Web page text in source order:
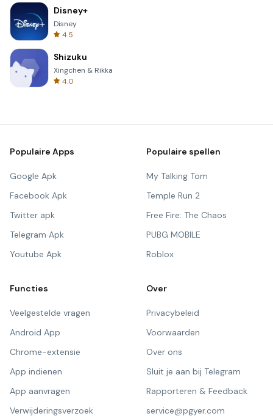
Disney+
Disney
4.5
Shizuku
Xingchen & Rikka
4.0
Populaire Apps
Google Apk
Facebook Apk
Twitter apk
Telegram Apk
Youtube Apk
Populaire spellen
My Talking Tom
Temple Run 2
Free Fire: The Chaos
PUBG MOBILE
Roblox
Functies
Veelgestelde vragen
Android App
Chrome-extensie
App indienen
App aanvragen
Verwijderingsverzoek
Over
Privacybeleid
Voorwaarden
Over ons
Sluit je aan bij Telegram
Rapporteren & Feedback
service@pgyer.com